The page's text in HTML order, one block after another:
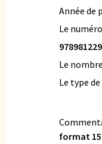
Année de
Le
Le
Le type
format 15